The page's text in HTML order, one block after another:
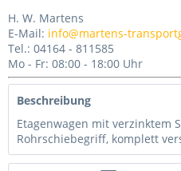
H. W. Martens
E-Mail: info@martens-
Tel.: 04164 - 811585
Mo - Fr: 08:00 - 18:00 Uhr
Beschreibung
Etagenwagen mit verzinktem
Rohrschiebegriff, komplett